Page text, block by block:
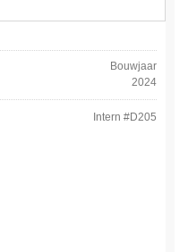
Bouwjaar
2024
Intern #D205